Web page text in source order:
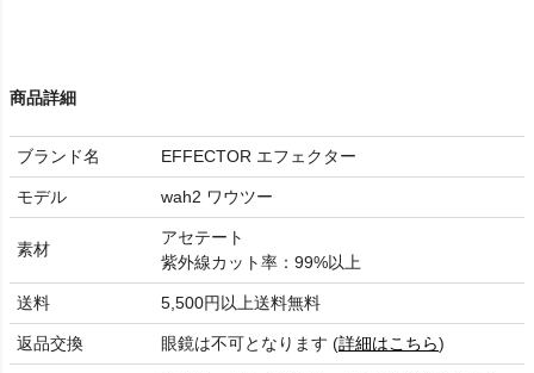
商品詳細
ブランド名 EFFECTOR エフェクター
モデル wah2 ワウツー
素材
アセテート
紫外線カット率：99%以上
送料 5,500円以上送料無料
返品交換 眼鏡は不可となります (詳細はこちら)